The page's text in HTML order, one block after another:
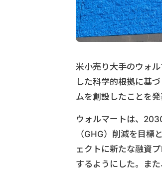
米小売り大手のウォ
した科学的根拠に基
ムを創設したことを
ウォルマートは、
（GHG）削減を目標
ェクトに新たな融資
するようにした。ま